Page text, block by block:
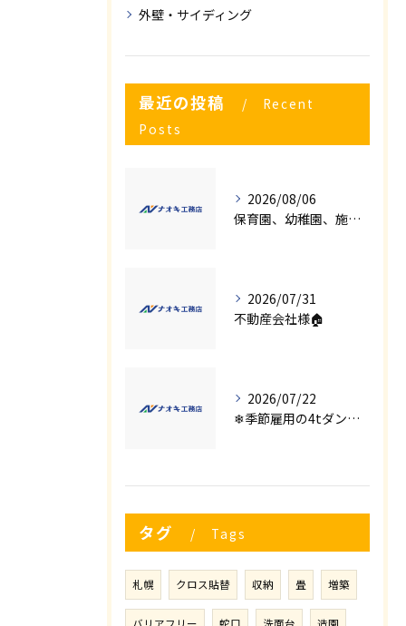
外壁・サイディング
最近の投稿
Recent
Posts
2026/08/06
保育園、幼稚園、施設様！！内装リフォームでお悩み事はございませんか？
2026/07/31
不動産会社様🏠
2026/07/22
❄季節雇用の4tダンプの運転手募集⛄
タグ Tags
札幌 クロス貼替 収納 畳 増築